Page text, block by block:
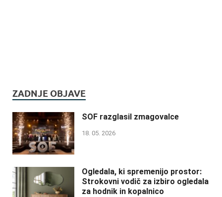
ZADNJE OBJAVE
SOF razglasil zmagovalce
18. 05. 2026
Ogledala, ki spremenijo prostor:
Strokovni vodič za izbiro ogledala
za hodnik in kopalnico